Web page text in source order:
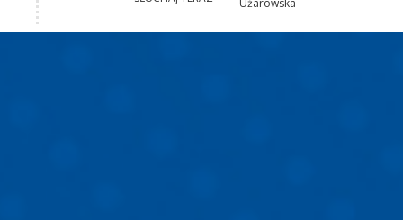
Użarowska